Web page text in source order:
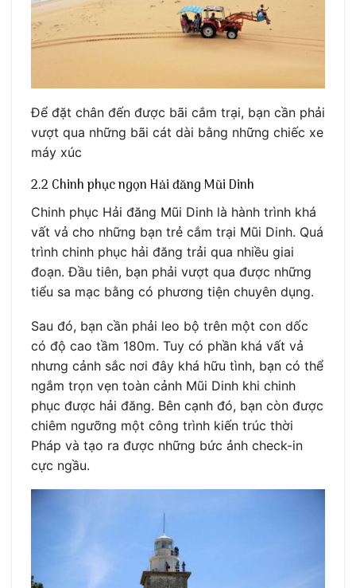
Để đặt chân đến được bãi cắm trại, bạn cần phải
vượt qua những bãi cát dài bằng những chiếc xe
máy xúc
2.2 Chinh phục ngọn Hải đăng Mũi Dinh
Chinh phục Hải đăng Mũi Dinh là hành trình khá
vất vả cho những bạn trẻ cắm trại Mũi Dinh. Quá
trình chinh phục hải đăng trải qua nhiều giai
đoạn. Đầu tiên, bạn phải vượt qua được những
tiểu sa mạc bằng có phương tiện chuyên dụng.
Sau đó, bạn cần phải leo bộ trên một con dốc
có độ cao tầm 180m. Tuy có phần khá vất vả
nhưng cảnh sắc nơi đây khá hữu tình, bạn có thể
ngắm trọn vẹn toàn cảnh Mũi Dinh khi chinh
phục được hải đăng. Bên cạnh đó, bạn còn được
chiêm ngưỡng một công trình kiến trúc thời
Pháp và tạo ra được những bức ảnh check-in
cực ngầu.